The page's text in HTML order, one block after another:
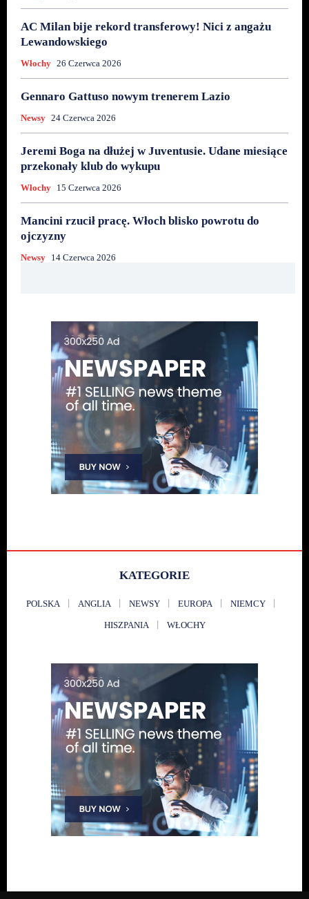
AC Milan bije rekord transferowy! Nici z angażu
Lewandowskiego
Włochy 26 Czerwca 2026
Gennaro Gattuso nowym trenerem Lazio
Newsy 24 Czerwca 2026
Jeremi Boga na dłużej w Juventusie. Udane miesiące
przekonały klub do wykupu
Włochy 15 Czerwca 2026
Mancini rzucił pracę. Włoch blisko powrotu do
ojczyzny
Newsy 14 Czerwca 2026
KATEGORIE
POLSKA ANGLIA NEWSY EUROPA NIEMCY
HISZPANIA WŁOCHY